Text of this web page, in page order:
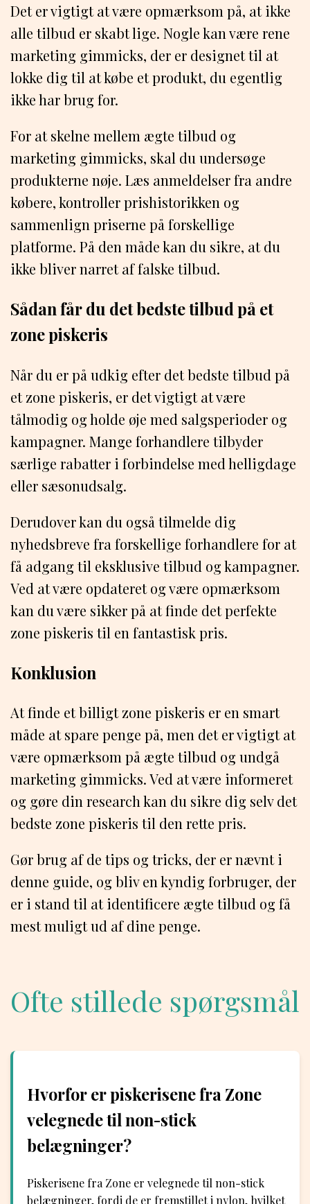
Det er vigtigt at være opmærksom på, at ikke
alle tilbud er skabt lige. Nogle kan være rene
marketing gimmicks, der er designet til at
lokke dig til at købe et produkt, du egentlig
ikke har brug for.
For at skelne mellem ægte tilbud og
marketing gimmicks, skal du undersøge
produkterne nøje. Læs anmeldelser fra andre
købere, kontroller prishistorikken og
sammenlign priserne på forskellige
platforme. På den måde kan du sikre, at du
ikke bliver narret af falske tilbud.
Sådan får du det bedste tilbud på et
zone piskeris
Når du er på udkig efter det bedste tilbud på
et zone piskeris, er det vigtigt at være
tålmodig og holde øje med salgsperioder og
kampagner. Mange forhandlere tilbyder
særlige rabatter i forbindelse med helligdage
eller sæsonudsalg.
Derudover kan du også tilmelde dig
nyhedsbreve fra forskellige forhandlere for at
få adgang til eksklusive tilbud og kampagner.
Ved at være opdateret og være opmærksom
kan du være sikker på at finde det perfekte
zone piskeris til en fantastisk pris.
Konklusion
At finde et billigt zone piskeris er en smart
måde at spare penge på, men det er vigtigt at
være opmærksom på ægte tilbud og undgå
marketing gimmicks. Ved at være informeret
og gøre din research kan du sikre dig selv det
bedste zone piskeris til den rette pris.
Gør brug af de tips og tricks, der er nævnt i
denne guide, og bliv en kyndig forbruger, der
er i stand til at identificere ægte tilbud og få
mest muligt ud af dine penge.
Ofte stillede spørgsmål
Hvorfor er piskerisene fra Zone
velegnede til non-stick
belægninger?
Piskerisene fra Zone er velegnede til non-stick
belægninger, fordi de er fremstillet i nylon, hvilket